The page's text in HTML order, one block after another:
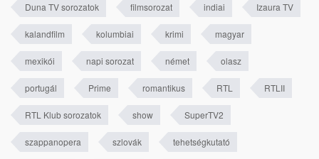
Duna TV sorozatok filmsorozat indiai Izaura TV
kalandfilm kolumbiai krimi magyar
mexikói napi sorozat német olasz
portugál Prime romantikus RTL RTLII
RTL Klub sorozatok show SuperTV2
szappanopera szlovák tehetségkutató